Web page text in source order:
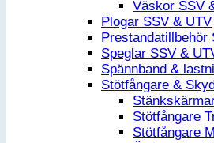
Väskor SSV
Plogar SSV & UTV
Prestandatillbehör
Speglar SSV &
Spännband &
Stötfångare &
Stötfångare
Stötfångare